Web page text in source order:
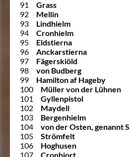
91
Grass
92
Mellin
93
Lindhielm
94
Cronhielm
95
Eldstierna
96
Anckarstierna
97
Fägerskiöld
98
von Budberg
99
Hamilton af Hageby
100
Müller von der Lühnen
101
Gyllenpistol
102
Maydell
103
Bergenhielm
104
von der Osten, genannt
105
Strömfelt
106
Hoghusen
107
Cronhjort